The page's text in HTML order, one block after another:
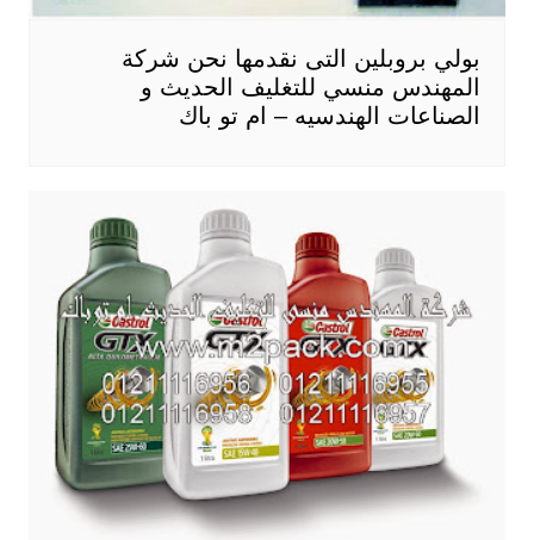
بولي بروبلين التى نقدمها نحن شركة
المهندس منسي للتغليف الحديث و
الصناعات الهندسيه – ام تو باك